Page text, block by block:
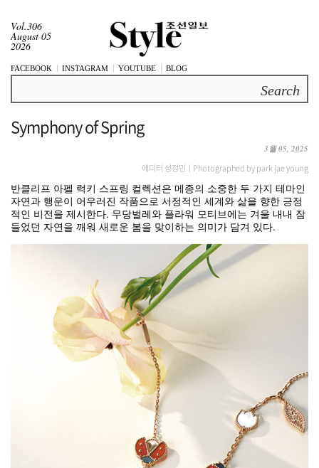
Vol.306
August 05
2026
FACEBOOK INSTAGRAM YOUTUBE BLOG
Symphony of Spring
3월 05, 2025
에디터 성정민ㅣPhotographed by park jae young
반클리프 아펠 럭키 스프링 컬렉션은 메종의 소중한 두 가지 테마인
자연과 행운이 어우러진 작품으로 서정적인 세계와 삶을 향한 긍정
적인 비전을 제시한다. 무당벌레와 플라워 모티브에는 겨울 내내 잠
들었던 자연을 깨워 새로운 봄을 맞이하는 의미가 담겨 있다.